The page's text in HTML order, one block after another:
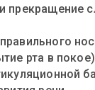
прекращение
рта в покое)